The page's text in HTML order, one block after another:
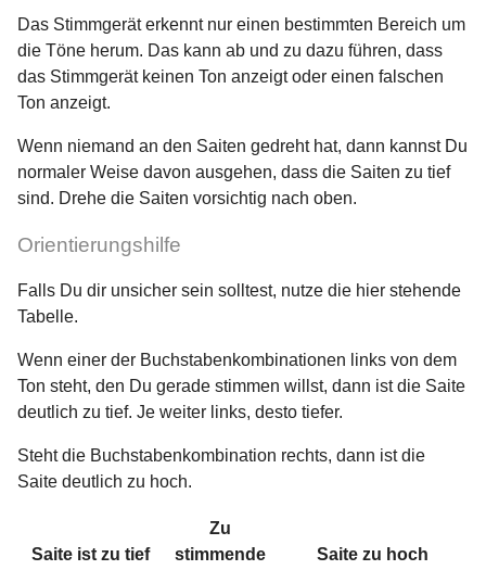
Das Stimmgerät erkennt nur einen bestimmten Bereich um
die Töne herum. Das kann ab und zu dazu führen, dass
das Stimmgerät keinen Ton anzeigt oder einen falschen
Ton anzeigt.
Wenn niemand an den Saiten gedreht hat, dann kannst Du
normaler Weise davon ausgehen, dass die Saiten zu tief
sind. Drehe die Saiten vorsichtig nach oben.
Orientierungshilfe
Falls Du dir unsicher sein solltest, nutze die hier stehende
Tabelle.
Wenn einer der Buchstabenkombinationen links von dem
Ton steht, den Du gerade stimmen willst, dann ist die Saite
deutlich zu tief. Je weiter links, desto tiefer.
Steht die Buchstabenkombination rechts, dann ist die
Saite deutlich zu hoch.
Saite ist zu tief
Zu
stimmende
Saite zu hoch